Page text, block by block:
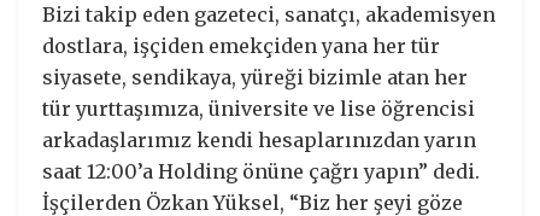
Bizi takip eden gazeteci, sanatçı, akademisyen
dostlara, işçiden emekçiden yana her tür
siyasete, sendikaya, yüreği bizimle atan her
tür yurttaşımıza, üniversite ve lise öğrencisi
arkadaşlarımız kendi hesaplarınızdan yarın
saat 12:00’a Holding önüne çağrı yapın” dedi.
İşçilerden Özkan Yüksel, “Biz her şeyi göze